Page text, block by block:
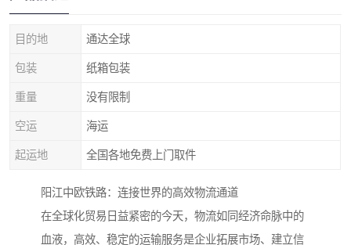
目的地 通达全球
包装 纸箱包装
重量 没有限制
空运 海运
起运地 全国各地免费上门取件
阳江中欧铁路：连接世界的高效物流通道
在全球化贸易日益紧密的今天，物流如同经济命脉中的
血液，高效、稳定的运输服务是企业拓展市场、建立信